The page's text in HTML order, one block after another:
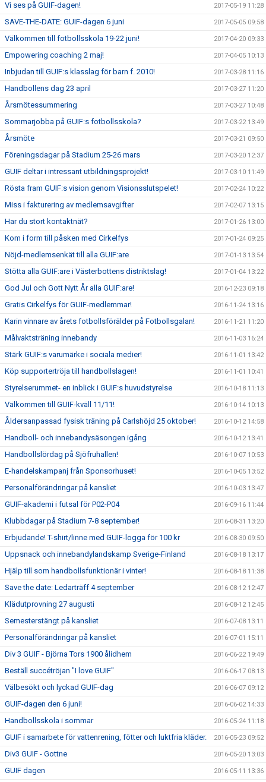
Vi ses på GUIF-dagen! 2017-05-19 11:28
SAVE-THE-DATE: GUIF-dagen 6 juni 2017-05-05 09:58
Välkommen till fotbollsskola 19-22 juni! 2017-04-20 09:33
Empowering coaching 2 maj! 2017-04-05 10:13
Inbjudan till GUIF:s klasslag för barn f. 2010! 2017-03-28 11:16
Handbollens dag 23 april 2017-03-27 11:20
Årsmötessummering 2017-03-27 10:48
Sommarjobba på GUIF:s fotbollsskola? 2017-03-22 13:49
Årsmöte 2017-03-21 09:50
Föreningsdagar på Stadium 25-26 mars 2017-03-20 12:37
GUIF deltar i intressant utbildningsprojekt! 2017-03-10 11:49
Rösta fram GUIF:s vision genom Visionsslutspelet! 2017-02-24 10:22
Miss i fakturering av medlemsavgifter 2017-02-07 13:15
Har du stort kontaktnät? 2017-01-26 13:00
Kom i form till påsken med Cirkelfys 2017-01-24 09:25
Nöjd-medlemsenkät till alla GUIF:are 2017-01-13 13:54
Stötta alla GUIF:are i Västerbottens distriktslag! 2017-01-04 13:22
God Jul och Gott Nytt År alla GUIF:are! 2016-12-23 09:18
Gratis Cirkelfys för GUIF-medlemmar! 2016-11-24 13:16
Karin vinnare av årets fotbollsförälder på Fotbollsgalan! 2016-11-21 11:20
Målvaktsträning innebandy 2016-11-03 16:24
Stärk GUIF:s varumärke i sociala medier! 2016-11-01 13:42
Köp supportertröja till handbollslagen! 2016-11-01 10:41
Styrelserummet- en inblick i GUIF:s huvudstyrelse 2016-10-18 11:13
Välkommen till GUIF-kväll 11/11! 2016-10-14 10:13
Åldersanpassad fysisk träning på Carlshöjd 25 oktober! 2016-10-12 14:58
Handboll- och innebandysäsongen igång 2016-10-12 13:41
Handbollslördag på Sjöfruhallen! 2016-10-07 10:53
E-handelskampanj från Sponsorhuset! 2016-10-05 13:52
Personalförändringar på kansliet 2016-10-03 13:47
GUIF-akademi i futsal för P02-P04 2016-09-16 11:44
Klubbdagar på Stadium 7-8 september! 2016-08-31 13:20
Erbjudande! T-shirt/linne med GUIF-logga för 100 kr 2016-08-30 09:50
Uppsnack och innebandylandskamp Sverige-Finland 2016-08-18 13:17
Hjälp till som handbollsfunktionär i vinter! 2016-08-18 11:38
Save the date: Ledarträff 4 september 2016-08-12 12:47
Klädutprovning 27 augusti 2016-08-12 12:45
Semesterstängt på kansliet 2016-07-08 13:11
Personalförändringar på kansliet 2016-07-01 15:11
Div 3 GUIF - Björna Tors 1900 ålidhem 2016-06-22 19:49
Beställ succétröjan "I love GUIF" 2016-06-17 08:13
Välbesökt och lyckad GUIF-dag 2016-06-07 09:12
GUIF-dagen den 6 juni! 2016-06-02 14:33
Handbollsskola i sommar 2016-05-24 11:18
GUIF i samarbete för vattenrening, fötter och luktfria kläder. 2016-05-23 09:52
Div3 GUIF - Gottne 2016-05-20 13:03
GUIF dagen 2016-05-11 13:36